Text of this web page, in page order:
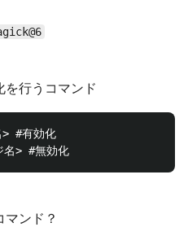
行うコマンド
#有効化
ンド？